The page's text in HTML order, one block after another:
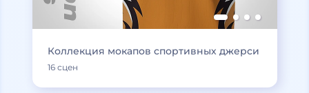
Коллекция мокапов спортивных джерси
16 сцен